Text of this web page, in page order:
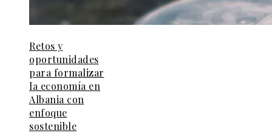
Retos y
oportunidades
para formalizar
la economía en
Albania con
enfoque
sostenible